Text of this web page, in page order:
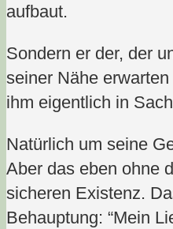
aufbaut.
Sondern er der, der
seiner Nähe
ihm eigentlich in
Natürlich um seine
Aber das eben ohne
sicheren Existenz.
Behauptung: “Mein